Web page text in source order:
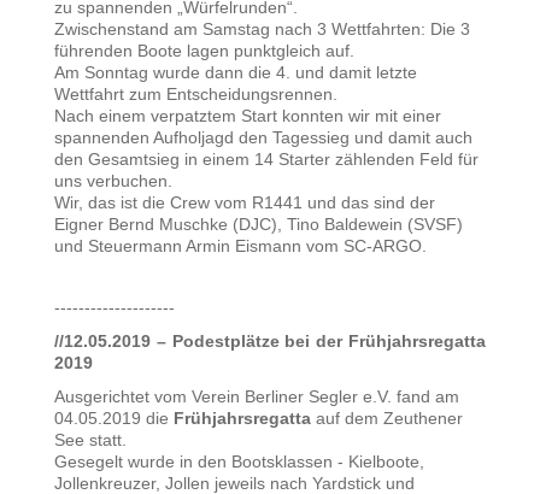
zu spannenden „Würfelrunden“.
Zwischenstand am Samstag nach 3 Wettfahrten: Die 3
führenden Boote lagen punktgleich auf.
Am Sonntag wurde dann die 4. und damit letzte
Wettfahrt zum Entscheidungsrennen.
Nach einem verpatztem Start konnten wir mit einer
spannenden Aufholjagd den Tagessieg und damit auch
den Gesamtsieg in einem 14 Starter zählenden Feld für
uns verbuchen.
Wir, das ist die Crew vom R1441 und das sind der
Eigner Bernd Muschke (DJC), Tino Baldewein (SVSF)
und Steuermann Armin Eismann vom SC-ARGO.
--------------------
//12.05.2019 – Podestplätze bei der Frühjahrsregatta
2019
Ausgerichtet vom Verein Berliner Segler e.V. fand am
04.05.2019 die Frühjahrsregattaauf dem Zeuthener
See statt.
Gesegelt wurde in den Bootsklassen - Kielboote,
Jollenkreuzer, Jollen jeweils nach Yardstick und